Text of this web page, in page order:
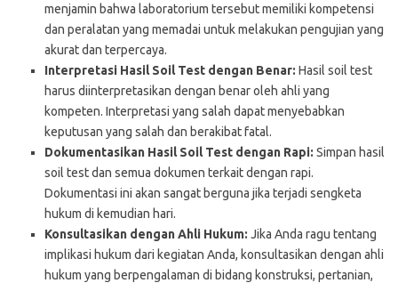
menjamin bahwa laboratorium tersebut memiliki kompetensi
dan peralatan yang memadai untuk melakukan pengujian yang
akurat dan terpercaya.
Interpretasi Hasil Soil Test dengan Benar: Hasil soil test
harus diinterpretasikan dengan benar oleh ahli yang
kompeten. Interpretasi yang salah dapat menyebabkan
keputusan yang salah dan berakibat fatal.
Dokumentasikan Hasil Soil Test dengan Rapi: Simpan hasil
soil test dan semua dokumen terkait dengan rapi.
Dokumentasi ini akan sangat berguna jika terjadi sengketa
hukum di kemudian hari.
Konsultasikan dengan Ahli Hukum: Jika Anda ragu tentang
implikasi hukum dari kegiatan Anda, konsultasikan dengan ahli
hukum yang berpengalaman di bidang konstruksi, pertanian,